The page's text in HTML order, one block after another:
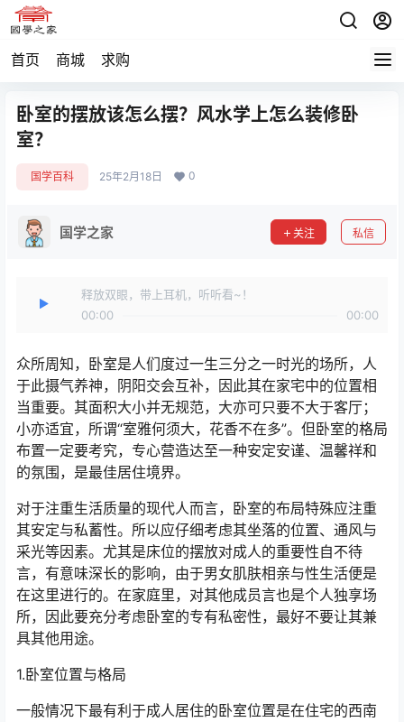
首页 商城 求购
卧室的摆放该怎么摆？风水学上怎么装修卧
室？
国学百科 25年2月18日 0
国学之家 关注 私信
释放双眼，带上耳机，听听看~！
00:00
00:00
众所周知，卧室是人们度过一生三分之一时光的场所，人
于此摄气养神，阴阳交会互补，因此其在家宅中的位置相
当重要。其面积大小并无规范，大亦可只要不大于客厅；
小亦适宜，所谓“室雅何须大，花香不在多”。但卧室的格局
布置一定要考究，专心营造达至一种安定安谨、温馨祥和
的氛围，是最佳居住境界。
对于注重生活质量的现代人而言，卧室的布局特殊应注重
其安定与私蓄性。所以应仔细考虑其坐落的位置、通风与
采光等因素。尤其是床位的摆放对成人的重要性自不待
言，有意味深长的影响，由于男女肌肤相亲与性生活便是
在这里进行的。在家庭里，对其他成员言也是个人独享场
所，因此要充分考虑卧室的专有私密性，最好不要让其兼
具其他用途。
1.卧室位置与格局
一般情况下最有利于成人居住的卧室位置是在住宅的西南